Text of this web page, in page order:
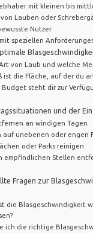
mit kleinen bis
Lauben oder
Nutzer
speziellen
von Laub und welche
ist die Fläche, auf der du
Budget steht dir zur
und der
an windigen Tagen
auf unebenen oder engen
oder Parks reinigen
empfindlichen Stellen
Fragen zur
die Blasgeschwindigkeit
ich die richtige